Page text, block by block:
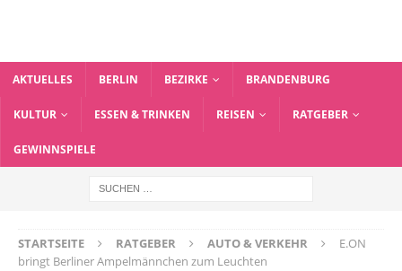
AKTUELLES BERLIN BEZIRKE BRANDENBURG
KULTUR ESSEN & TRINKEN REISEN RATGEBER
GEWINNSPIELE
STARTSEITE RATGEBER AUTO & VERKEHR
E.ON
bringt Berliner Ampelmännchen zum Leuchten